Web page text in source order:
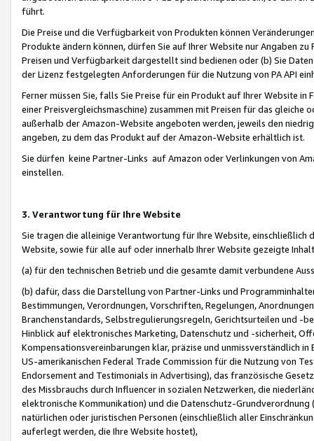
führt.
Die Preise und die Verfügbarkeit von Produkten können
Produkte ändern können, dürfen Sie auf Ihrer Website nur Angaben
Preisen und Verfügbarkeit dargestellt sind bedienen oder (b) Sie
der Lizenz festgelegten Anforderungen für die Nutzung von PA API
Ferner müssen Sie, falls Sie Preise für ein Produkt auf Ihrer Website
einer Preisvergleichsmaschine) zusammen mit Preisen für das
außerhalb der Amazon-Website angeboten werden, jeweils den
angeben, zu dem das Produkt auf der Amazon-Website erhältlich ist.
Sie dürfen keine Partner-Links auf Amazon oder Verlinkungen von
einstellen.
3. Verantwortung für Ihre Website
Sie tragen die alleinige Verantwortung für Ihre Website,
Website, sowie für alle auf oder innerhalb Ihrer Website gezeigte
(a) für den technischen Betrieb und die gesamte damit verbundene
(b) dafür, dass die Darstellung von Partner-Links und
Bestimmungen, Verordnungen, Vorschriften, Regelungen,
Branchenstandards, Selbstregulierungsregeln, Gerichtsurteilen und -
Hinblick auf elektronisches Marketing, Datenschutz und -sicherheit,
Kompensationsvereinbarungen klar, präzise und unmissverständlich
US-amerikanischen Federal Trade Commission für die Nutzung von
Endorsement and Testimonials in Advertising), das französische
des Missbrauchs durch Influencer in sozialen Netzwerken, die
elektronische Kommunikation) und die Datenschutz-
natürlichen oder juristischen Personen (einschließlich aller
auferlegt werden, die Ihre Website hostet),